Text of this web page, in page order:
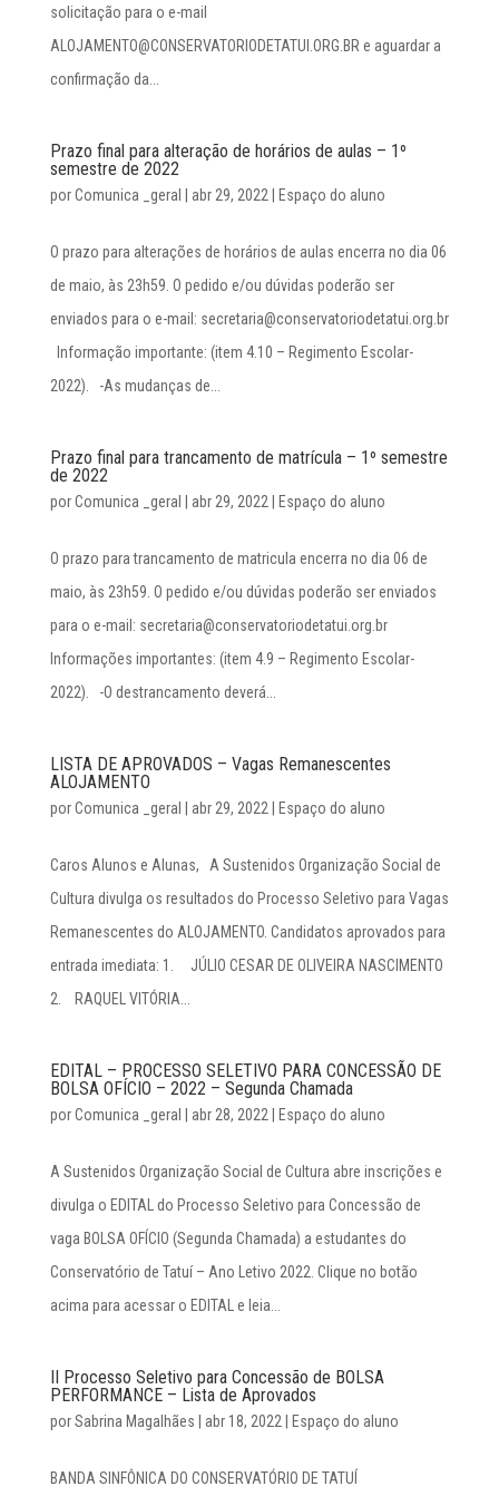
solicitação para o e-mail
ALOJAMENTO@CONSERVATORIODETATUI.ORG.BR e aguardar a
confirmação da...
Prazo final para alteração de horários de aulas – 1º
semestre de 2022
porComunica _geral abr 29, 2022 Espaço do aluno
O prazo para alterações de horários de aulas encerra no dia 06
de maio, às 23h59. O pedido e/ou dúvidas poderão ser
enviados para o e-mail: secretaria@conservatoriodetatui.org.br
Informação importante: (item 4.10 – Regimento Escolar-
2022). -As mudanças de...
Prazo final para trancamento de matrícula – 1º semestre
de 2022
porComunica _geral abr 29, 2022 Espaço do aluno
O prazo para trancamento de matricula encerra no dia 06 de
maio, às 23h59. O pedido e/ou dúvidas poderão ser enviados
para o e-mail: secretaria@conservatoriodetatui.org.br
Informações importantes: (item 4.9 – Regimento Escolar-
2022). -O destrancamento deverá...
LISTA DE APROVADOS – Vagas Remanescentes
ALOJAMENTO
porComunica _geral abr 29, 2022 Espaço do aluno
Caros Alunos e Alunas, A Sustenidos Organização Social de
Cultura divulga os resultados do Processo Seletivo para Vagas
Remanescentes do ALOJAMENTO. Candidatos aprovados para
entrada imediata: 1. JÚLIO CESAR DE OLIVEIRA NASCIMENTO
2. RAQUEL VITÓRIA...
EDITAL – PROCESSO SELETIVO PARA CONCESSÃO DE
BOLSA OFÍCIO – 2022 – Segunda Chamada
porComunica _geral abr 28, 2022 Espaço do aluno
A Sustenidos Organização Social de Cultura abre inscrições e
divulga o EDITAL do Processo Seletivo para Concessão de
vaga BOLSA OFÍCIO (Segunda Chamada) a estudantes do
Conservatório de Tatuí – Ano Letivo 2022. Clique no botão
acima para acessar o EDITAL e leia...
II Processo Seletivo para Concessão de BOLSA
PERFORMANCE – Lista de Aprovados
porSabrina Magalhães abr 18, 2022 Espaço do aluno
BANDA SINFÔNICA DO CONSERVATÓRIO DE TATUÍ